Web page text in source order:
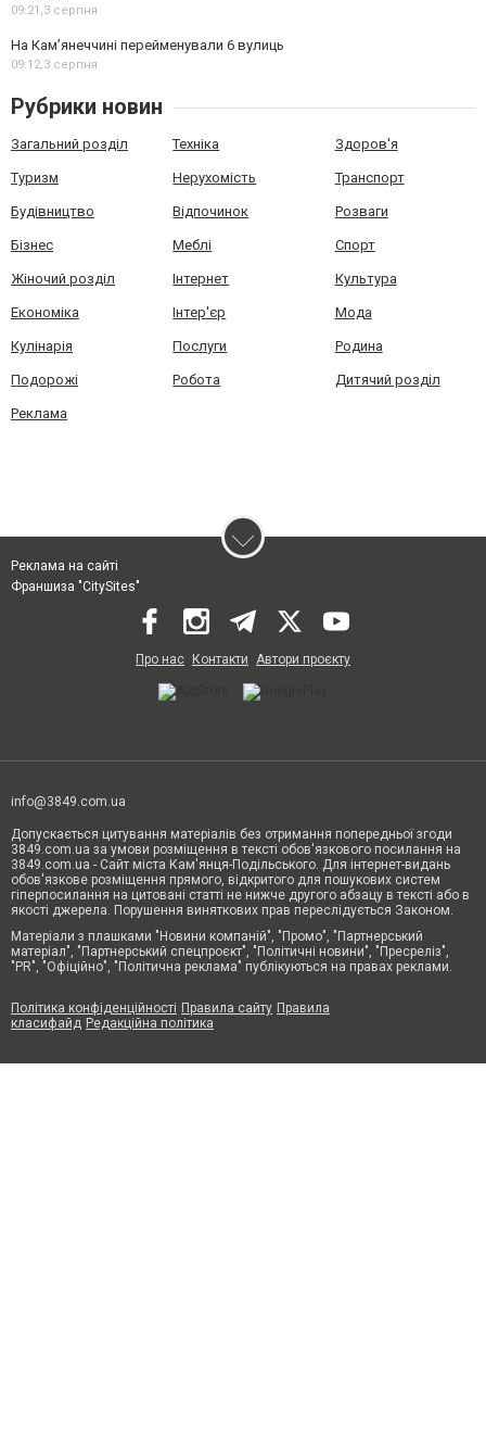
09:21,3 серпня
На Камʼянеччині перейменували 6 вулиць
09:12,3 серпня
Рубрики новин
Загальний розділ Техніка Здоров'я
Туризм Нерухомість Транспорт
Будівництво Відпочинок Розваги
Бізнес Меблі Спорт
Жіночий розділ Інтернет Культура
Економіка Інтер'єр Мода
Кулінарія Послуги Родина
Подорожі Робота Дитячий розділ
Реклама
Реклама на сайті
Франшиза "CitySites"
Про нас Контакти Автори проєкту
info@3849.com.ua
Допускається цитування матеріалів без отримання попередньої згоди
3849.com.ua за умови розміщення в тексті обов'язкового посилання на
3849.com.ua - Сайт міста Кам'янця-Подільського. Для інтернет-видань
обов'язкове розміщення прямого, відкритого для пошукових систем
гіперпосилання на цитовані статті не нижче другого абзацу в тексті або в
якості джерела. Порушення виняткових прав переслідується Законом.
Матеріали з плашками "Новини компаній", "Промо", "Партнерський
матеріал", "Партнерський спецпроєкт", "Політичні новини", "Пресреліз",
"PR", "Офіційно", "Політична реклама" публікуються на правах реклами.
Політика конфіденційності Правила сайту Правила
класифайд Редакційна політика